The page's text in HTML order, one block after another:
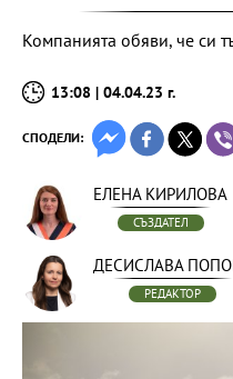
Компанията обяви, че си
13:08 | 04.04.23 г.
СПОДЕЛИ:
ЕЛЕНА КИРИЛОВА
СЪЗДАТЕЛ
ДЕСИСЛАВА
РЕДАКТОР